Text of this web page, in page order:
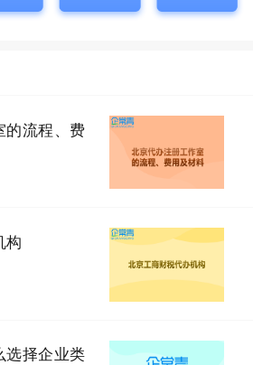
的流程、费
构
选择企业类